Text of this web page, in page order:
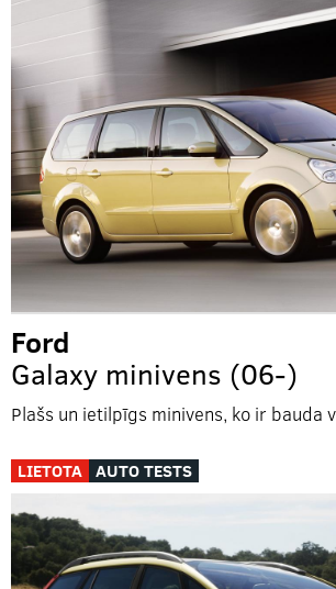
Ford
Galaxy minivens (06-)
Plašs un ietilpīgs minivens, ko ir bauda
LIETOTA AUTO TESTS